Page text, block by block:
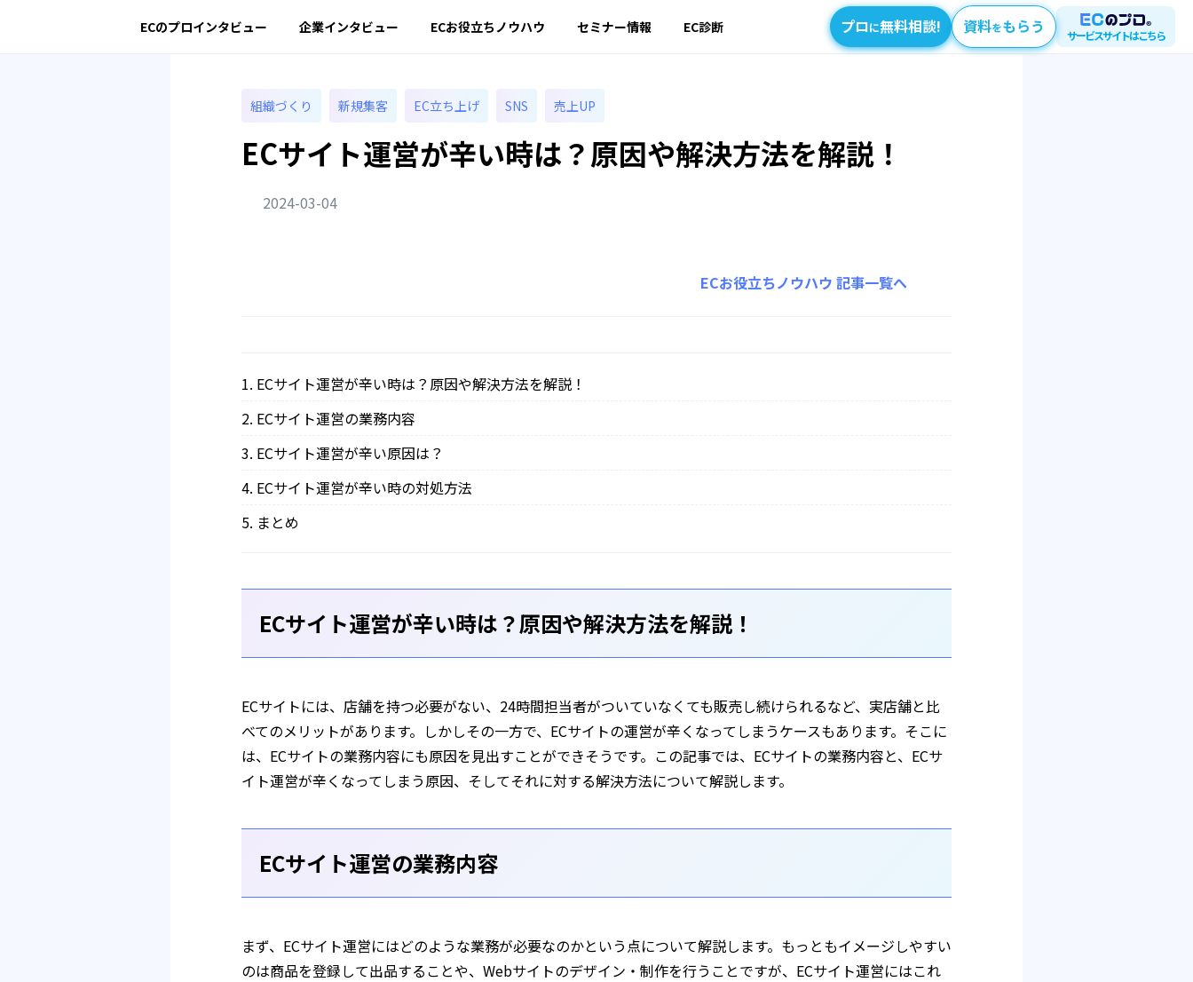
ECのプロインタビュー 企業インタビュー ECお役立ちノウハウ セミナー情報 EC診断 プロに無料相談! 資料をもらう サービスサイトはこちら
組織づくり 新規集客 EC立ち上げ SNS 売上UP
ECサイト運営が辛い時は？原因や解決方法を解説！
2024-03-04
ECお役立ちノウハウ 記事一覧へ
ECサイト運営が辛い時は？原因や解決方法を解説！
ECサイト運営の業務内容
ECサイト運営が辛い原因は？
ECサイト運営が辛い時の対処方法
まとめ
ECサイト運営が辛い時は？原因や解決方法を解説！
ECサイトには、店舗を持つ必要がない、24時間担当者がついていなくても販売し続けられるなど、実店舗と比
べてのメリットがあります。しかしその一方で、ECサイトの運営が辛くなってしまうケースもあります。そこに
は、ECサイトの業務内容にも原因を見出すことができそうです。この記事では、ECサイトの業務内容と、ECサ
イト運営が辛くなってしまう原因、そしてそれに対する解決方法について解説します。
ECサイト運営の業務内容
まず、ECサイト運営にはどのような業務が必要なのかという点について解説します。もっともイメージしやすい
のは商品を登録して出品することや、Webサイトのデザイン・制作を行うことですが、ECサイト運営にはこれ